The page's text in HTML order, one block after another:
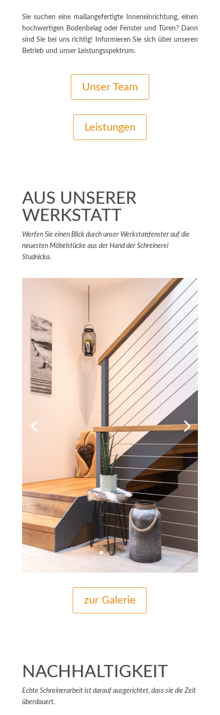
Sie suchen eine maßangefertigte Inneneinrichtung, einen
hochwertigen Bodenbelag oder Fenster und Türen? Dann
sind Sie bei uns richtig! Informieren Sie sich über unseren
Betrieb und unser Leistungsspektrum.
Unser Team
Leistungen
AUS UNSERER
WERKSTATT
Werfen Sie einen Blick durch unser Werkstattfenster auf die
neuesten Möbelstücke aus der Hand der Schreinerei
Studnicka.
zur Galerie
NACHHALTIGKEIT
Echte Schreinerarbeit ist darauf ausgerichtet, dass sie die Zeit
überdauert.